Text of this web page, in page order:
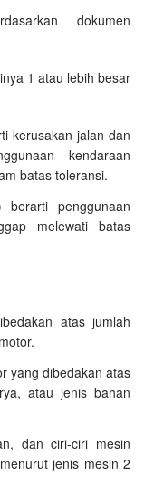
dokumen
1 atau lebih besar
kerusakan jalan dan
kendaraan
batas toleransi.
penggunaan
melewati batas
atas jumlah
yang dibedakan atas
atau jenis bahan
dan ciri-ciri mesin
jenis mesin 2